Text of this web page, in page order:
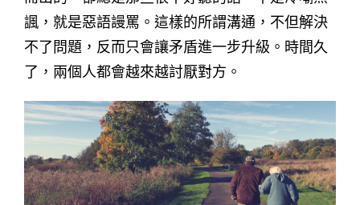
諷，就是惡語謾罵。這樣的所謂溝通，不但解決
不了問題，反而只會讓矛盾進一步升級。時間久
了，兩個人都會越來越討厭對方。